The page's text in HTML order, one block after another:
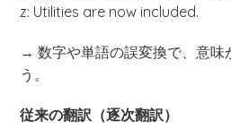
z: Utilities are now included.
→ 数字や単語の誤変換で、意味
う。
従来の翻訳（逐次翻訳）